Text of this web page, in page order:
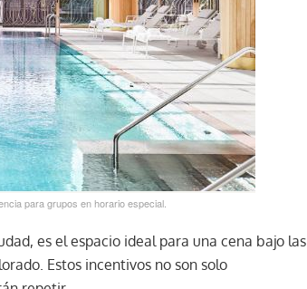
para grupos en horario especial.
es el espacio ideal para una cena bajo las
Estos incentivos no son solo